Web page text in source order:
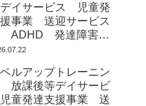
イサービス 児童発
事業 送迎サービス
ADHD 発達障害
療育 市川市 船橋市
ルアップトレーニン
課後等デイサービ
童発達支援事業 送